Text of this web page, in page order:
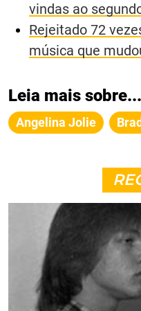
vindas ao
Rejeitado 72
música que
Leia mais sobre...
Angelina Jolie